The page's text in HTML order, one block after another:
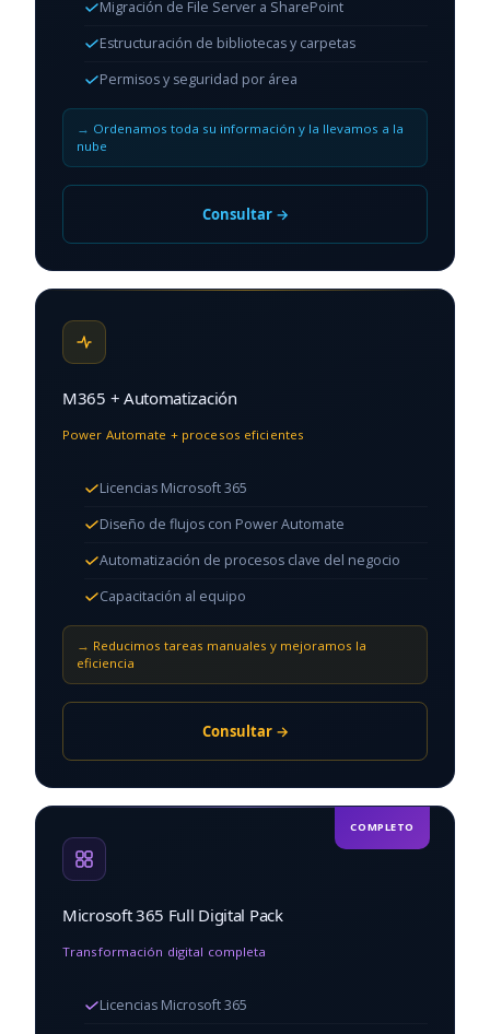
Migración de File Server a SharePoint
Estructuración de bibliotecas y carpetas
Permisos y seguridad por área
Ordenamos toda su información y la llevamos a la
nube
Consultar →
M365 + Automatización
Power Automate + procesos eficientes
Licencias Microsoft 365
Diseño de flujos con Power Automate
Automatización de procesos clave del negocio
Capacitación al equipo
Reducimos tareas manuales y mejoramos la
eficiencia
Consultar →
COMPLETO
Microsoft 365 Full Digital Pack
Transformación digital completa
Licencias Microsoft 365